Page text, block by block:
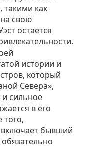
такими как
свою
остается
истории и
который
Севера»,
и сильное
в его
того,
включает бывший